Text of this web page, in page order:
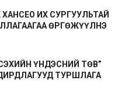
ХАНСЕО ИХ СУРГУУЛЬТАЙ
ӨРГӨЖҮҮЛНЭ
ҮНДЭСНИЙ ТӨВ”
ТУРШЛАГА